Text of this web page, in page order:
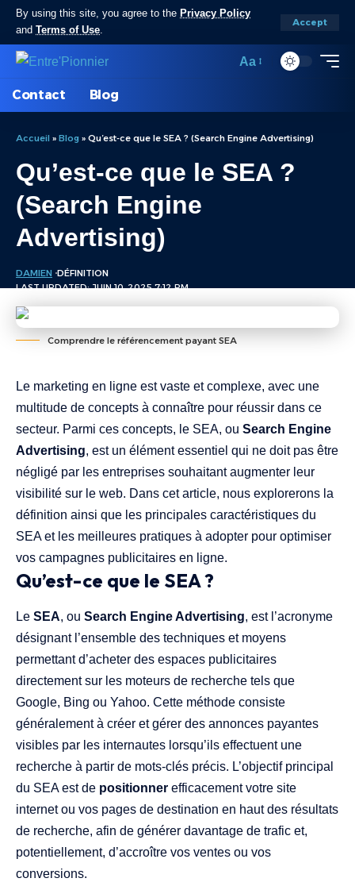
By using this site, you agree to the Privacy Policy
and Terms of Use.
Accept
Aa
Contact Blog
Accueil » Blog » Qu’est-ce que le SEA ? (Search Engine Advertising)
Qu’est-ce que le SEA ?
(Search Engine
Advertising)
LAST UPDATED: JUIN 10, 2025 7:12 PM
DAMIEN DÉFINITION
Comprendre le référencement payant SEA
Le marketing en ligne est vaste et complexe, avec une
multitude de concepts à connaître pour réussir dans ce
secteur. Parmi ces concepts, le SEA, ou Search Engine
Advertising, est un élément essentiel qui ne doit pas être
négligé par les entreprises souhaitant augmenter leur
visibilité sur le web. Dans cet article, nous explorerons la
définition ainsi que les principales caractéristiques du
SEA et les meilleures pratiques à adopter pour optimiser
vos campagnes publicitaires en ligne.
Qu’est-ce que le SEA ?
Le SEA, ou Search Engine Advertising, est l’acronyme
désignant l’ensemble des techniques et moyens
permettant d’acheter des espaces publicitaires
directement sur les moteurs de recherche tels que
Google, Bing ou Yahoo. Cette méthode consiste
généralement à créer et gérer des annonces payantes
visibles par les internautes lorsqu’ils effectuent une
recherche à partir de mots-clés précis. L’objectif principal
du SEA est de positionner efficacement votre site
internet ou vos pages de destination en haut des résultats
de recherche, afin de générer davantage de trafic et,
potentiellement, d’accroître vos ventes ou vos
conversions.